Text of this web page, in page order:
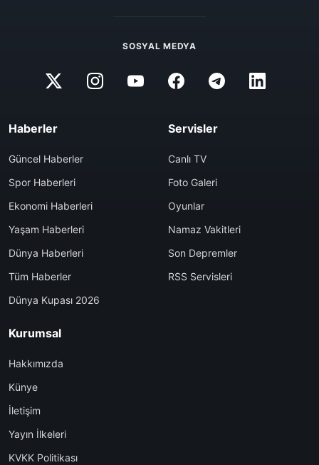
SOSYAL MEDYA
Haberler
Güncel Haberler
Spor Haberleri
Ekonomi Haberleri
Yaşam Haberleri
Dünya Haberleri
Tüm Haberler
Dünya Kupası 2026
Servisler
Canlı TV
Foto Galeri
Oyunlar
Namaz Vakitleri
Son Depremler
RSS Servisleri
Kurumsal
Hakkımızda
Künye
İletişim
Yayın İlkeleri
KVKK Politikası